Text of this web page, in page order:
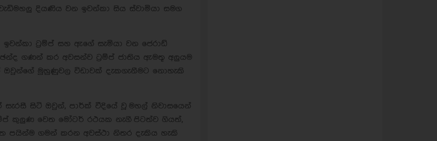
දියණිය වන ඉවන්කා සිය ස්වාමියා සමග
ට්‍රම්ප් සහ ඇගේ සැමියා වන ජෙරාඩ්
ඡන්ද ගණන් කර අවසන්ව ට්‍රම්ප් ජාතිය ඇමතූ අලුයම
මුහුණුවල විඩාවක් දැකගැනීමට නොහැකි
සැරසී සිටි ඔවුන්, පාර්ක් වීදියේ වූ මහල් නිවාසයෙන්
කුලුණ වෙත මෝටර් රථයක නැගී පිටත්ව ගියත්,
පයින්ම ගමන් කරන අවස්ථා නිතර දැකිය හැකි